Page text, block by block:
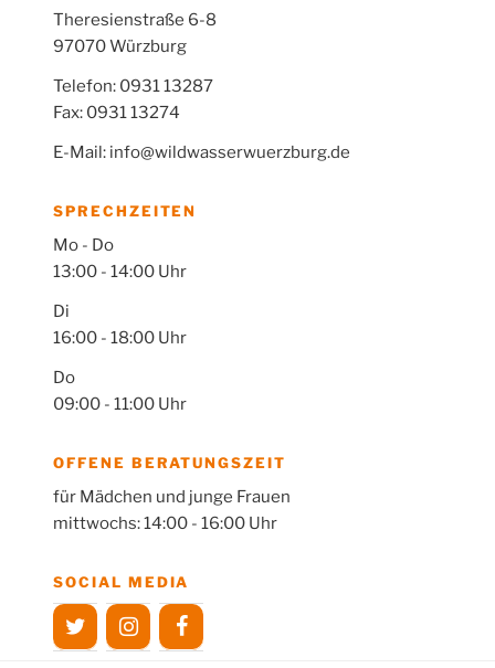
Farsi, dann arbeiten wir mit
Dolmetscherinnen zusammen. Darum
müssen sich die Mädchen und Frauen aber
nicht selbst kümmern, sondern wir nehmen
den Kontakt zu professionellen
Sprachmittlerinnen auf. Meistens dauert ein
Zeit für die Übersetzung brauchen. Die
uns an, falls sie selbst Übersetzung
wünschen oder für jemanden einen Termin
vereinbaren.
Theresienstraße 6-8
97070 Würzburg
Telefon: 0931 13287
Fax: 0931 13274
E-Mail: info@wildwasserwuerzburg.de
SPRECHZEITEN
Mo - Do
13:00 - 14:00 Uhr
Di
16:00 - 18:00 Uhr
Do
09:00 - 11:00 Uhr
OFFENE BERATUNGSZEIT
für Mädchen und junge Frauen
mittwochs: 14:00 - 16:00 Uhr
SOCIAL MEDIA